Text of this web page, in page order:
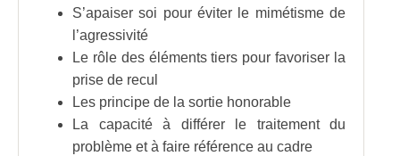
S’apaiser soi pour éviter le mimétisme de
l’agressivité
Le rôle des éléments tiers pour favoriser la
prise de recul
Les principe de la sortie honorable
La capacité à différer le traitement du
problème et à faire référence au cadre